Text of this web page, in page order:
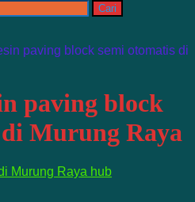
paving block semi otomatis di
paving block
Murung Raya